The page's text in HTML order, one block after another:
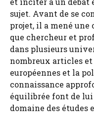
sujet. Avant de se
projet, il a mené
que chercheur et
dans plusieurs
nombreux articles
européennes et la
connaissance
équilibrée font de
domaine des études